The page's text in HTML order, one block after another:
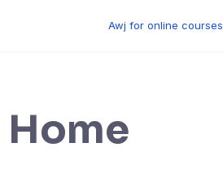
Awj for online courses
Home